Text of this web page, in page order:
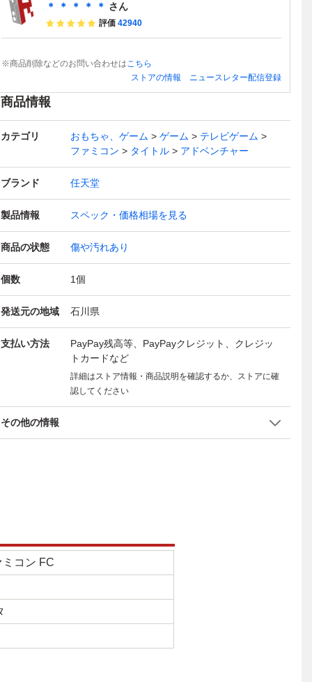
＊ ＊ ＊ ＊ ＊ さん
評価 42940
※商品削除などのお問い合わせはこちら
ストアの情報
ニュースレター配信登録
商品情報
カテゴリ おもちゃ、ゲーム ゲーム
テレビゲーム
ファミコン
タイトル アドベンチャー
ブランド 任天堂
製品情報 スペック・価格相場を見る
商品の状態 傷や汚れあり
個数 1個
発送元の地域 石川県
支払い方法
PayPay残高等、PayPayクレジット、クレジッ
トカードなど
詳細はストア情報・商品説明を確認するか、ストアに確
認してください
その他の情報